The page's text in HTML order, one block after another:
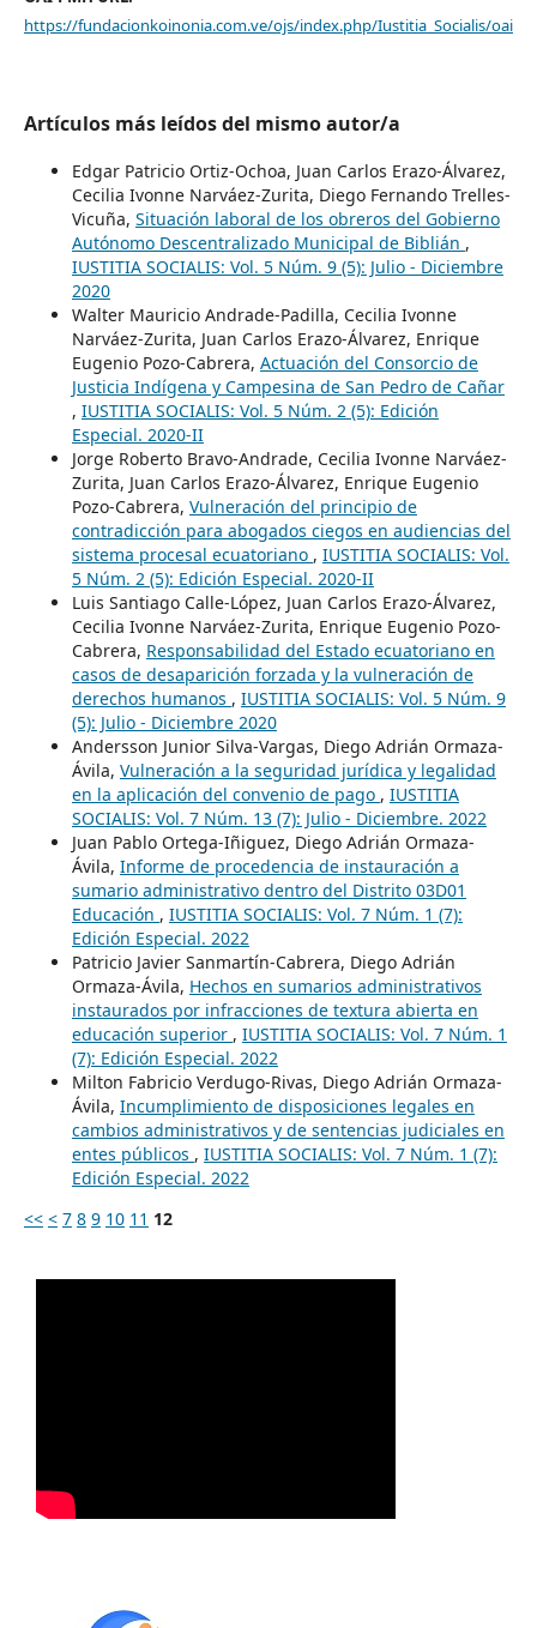
https://fundacionkoinonia.com.ve/ojs/index.php/Iustitia_Socialis/oai
Artículos más leídos del mismo autor/a
Edgar Patricio Ortiz-Ochoa, Juan Carlos Erazo-Álvarez,
Cecilia Ivonne Narváez-Zurita, Diego Fernando Trelles-
Vicuña, Situación laboral de los obreros del Gobierno
Autónomo Descentralizado Municipal de Biblián ,
IUSTITIA SOCIALIS: Vol. 5 Núm. 9 (5): Julio - Diciembre
2020
Walter Mauricio Andrade-Padilla, Cecilia Ivonne
Narváez-Zurita, Juan Carlos Erazo-Álvarez, Enrique
Eugenio Pozo-Cabrera, Actuación del Consorcio de
Justicia Indígena y Campesina de San Pedro de Cañar
, IUSTITIA SOCIALIS: Vol. 5 Núm. 2 (5): Edición
Especial. 2020-II
Jorge Roberto Bravo-Andrade, Cecilia Ivonne Narváez-
Zurita, Juan Carlos Erazo-Álvarez, Enrique Eugenio
Pozo-Cabrera, Vulneración del principio de
contradicción para abogados ciegos en audiencias del
sistema procesal ecuatoriano , IUSTITIA SOCIALIS: Vol.
5 Núm. 2 (5): Edición Especial. 2020-II
Luis Santiago Calle-López, Juan Carlos Erazo-Álvarez,
Cecilia Ivonne Narváez-Zurita, Enrique Eugenio Pozo-
Cabrera, Responsabilidad del Estado ecuatoriano en
casos de desaparición forzada y la vulneración de
derechos humanos , IUSTITIA SOCIALIS: Vol. 5 Núm. 9
(5): Julio - Diciembre 2020
Andersson Junior Silva-Vargas, Diego Adrián Ormaza-
Ávila, Vulneración a la seguridad jurídica y legalidad
en la aplicación del convenio de pago , IUSTITIA
SOCIALIS: Vol. 7 Núm. 13 (7): Julio - Diciembre. 2022
Juan Pablo Ortega-Iñiguez, Diego Adrián Ormaza-
Ávila, Informe de procedencia de instauración a
sumario administrativo dentro del Distrito 03D01
Educación , IUSTITIA SOCIALIS: Vol. 7 Núm. 1 (7):
Edición Especial. 2022
Patricio Javier Sanmartín-Cabrera, Diego Adrián
Ormaza-Ávila, Hechos en sumarios administrativos
instaurados por infracciones de textura abierta en
educación superior , IUSTITIA SOCIALIS: Vol. 7 Núm. 1
(7): Edición Especial. 2022
Milton Fabricio Verdugo-Rivas, Diego Adrián Ormaza-
Ávila, Incumplimiento de disposiciones legales en
cambios administrativos y de sentencias judiciales en
entes públicos , IUSTITIA SOCIALIS: Vol. 7 Núm. 1 (7):
Edición Especial. 2022
<< < 7 8 9 10 11 12